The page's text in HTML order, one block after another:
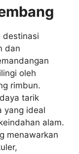
destinasi
dan
oleh
rimbun.
tarik
yang ideal
alam.
menawarkan